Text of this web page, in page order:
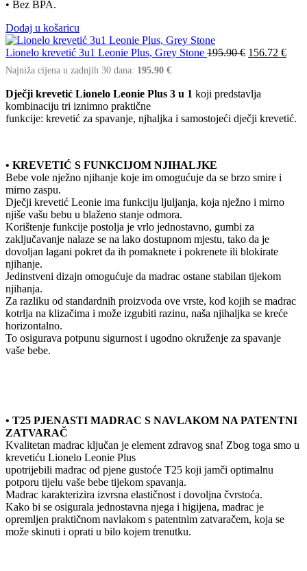
• Bez BPA.
Dodaj u košaricu
Lionelo krevetić 3u1 Leonie Plus, Grey Stone 195.90€ 156.72 €
Najniža cijena u zadnjih 30 dana: 195.90 €
Dječji krevetić Lionelo Leonie Plus 3 u 1 koji predstavlja
kombinaciju tri iznimno praktične
funkcije: krevetić za spavanje, njhaljka i samostojeći dječji krevetić.
• KREVETIĆ S FUNKCIJOM NJIHALJKE
Bebe vole nježno njihanje koje im omogućuje da se brzo smire i
mirno zaspu.
Dječji krevetić Leonie ima funkciju ljuljanja, koja nježno i mirno
njiše vašu bebu u blaženo stanje odmora.
Korištenje funkcije postolja je vrlo jednostavno, gumbi za
zaključavanje nalaze se na lako dostupnom mjestu, tako da je
dovoljan lagani pokret da ih pomaknete i pokrenete ili blokirate
njihanje.
Jedinstveni dizajn omogućuje da madrac ostane stabilan tijekom
njihanja.
Za razliku od standardnih proizvoda ove vrste, kod kojih se madrac
kotrlja na klizačima i može izgubiti razinu, naša njihaljka se kreće
horizontalno.
To osigurava potpunu sigurnost i ugodno okruženje za spavanje
vaše bebe.
• T25 PJENASTI MADRAC S NAVLAKOM NA PATENTNI
ZATVARAČ
Kvalitetan madrac ključan je element zdravog sna! Zbog toga smo u
krevetiću Lionelo Leonie Plus
upotrijebili madrac od pjene gustoće T25 koji jamči optimalnu
potporu tijelu vaše bebe tijekom spavanja.
Madrac karakterizira izvrsna elastičnost i dovoljna čvrstoća.
Kako bi se osigurala jednostavna njega i higijena, madrac je
opremljen praktičnom navlakom s patentnim zatvaračem, koja se
može skinuti i oprati u bilo kojem trenutku.